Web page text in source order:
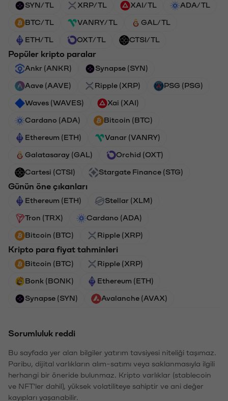
SYN/TL XRP/TL XAI/TL ADA/TL
BTC/TL VANRY/TL GAL/TL
ETH/TL OXT/TL CTSI/TL
Popüler kripto paralar
Ankr (ANKR) Synapse (SYN)
Aave (AAVE) Ripple (XRP) PSG (PSG)
Waves (WAVES) Xai (XAI)
Cardano (ADA) Bitcoin (BTC)
Ethereum (ETH) Vanar (VANRY)
Galatasaray (GAL) Orchid (OXT)
Cartesi (CTSI) Stargate Finance (STG)
Günün öne çıkanları
Ethereum (ETH) Stellar (XLM)
Tron (TRX) Cardano (ADA)
Bitcoin (BTC) Ripple (XRP)
Kripto para fiyat tahminleri
Bitcoin (BTC) Ripple (XRP)
Bonk (BONK) Ethereum (ETH)
Synapse (SYN) Avalanche (AVAX)
Sorumluluk reddi
Bu sayfada yer alan bilgiler yatırım tavsiyesi niteliği taşımaz.
Paribu, dijital varlıkların alım-satımı veya saklanmasıyla ilgili
herhangi bir öneride bulunmaz. Kripto varlıklar (stablecoin
ve NFT'ler dahil), yüksek volatiliteye sahiptir ve ani değer
kayıpları yaşanabilir.